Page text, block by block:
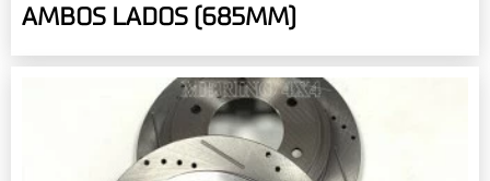
AMBOS LADOS (685MM)